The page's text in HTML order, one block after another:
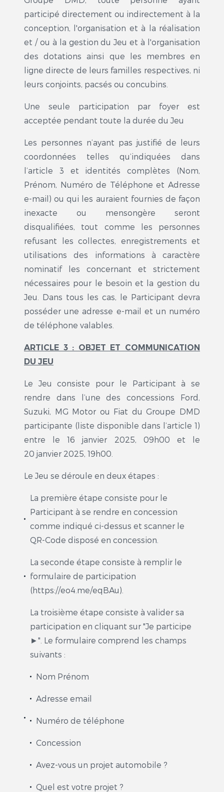
participé directement ou indirectement à la
conception, l'organisation et à la réalisation
et / ou à la gestion du Jeu et à l'organisation
des dotations ainsi que les membres en
ligne directe de leurs familles respectives, ni
leurs conjoints, pacsés ou concubins.
Une seule participation par foyer est
acceptée pendant toute la durée du Jeu
Les personnes n’ayant pas justifié de leurs
coordonnées telles qu’indiquées dans
l’article 3 et identités complètes (Nom,
Prénom, Numéro de Téléphone et Adresse
e-mail) ou qui les auraient fournies de façon
inexacte ou mensongère seront
disqualifiées, tout comme les personnes
refusant les collectes, enregistrements et
utilisations des informations à caractère
nominatif les concernant et strictement
nécessaires pour le besoin et la gestion du
Jeu. Dans tous les cas, le Participant devra
posséder une adresse e-mail et un numéro
de téléphone valables.
ARTICLE 3 : OBJET ET COMMUNICATION
DU JEU
Le Jeu consiste pour le Participant à se
rendre dans l’une des concessions Ford,
Suzuki, MG Motor ou Fiat du Groupe DMD
participante (liste disponible dans l’article 1)
entre le 16 janvier 2025, 09h00 et le
20 janvier 2025, 19h00.
Le Jeu se déroule en deux étapes :
La première étape consiste pour le
Participant à se rendre en concession
comme indiqué ci-dessus et scanner le
QR-Code disposé en concession.
La seconde étape consiste à remplir le
formulaire de participation
(https://eo4.me/eqBAu).
La troisième étape consiste à valider sa
participation en cliquant sur "Je participe
►". Le formulaire comprend les champs
suivants :
Nom Prénom
Adresse email
Numéro de téléphone
Concession
Avez-vous un projet automobile ?
Quel est votre projet ?